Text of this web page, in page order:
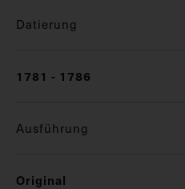
Datierung
1781 - 1786
Ausführung
Original